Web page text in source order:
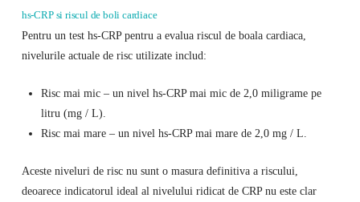
hs-CRP si riscul de boli cardiace
Pentru un test hs-CRP pentru a evalua riscul de boala cardiaca,
nivelurile actuale de risc utilizate includ:
Risc mai mic – un nivel hs-CRP mai mic de 2,0 miligrame pe
litru (mg / L).
Risc mai mare – un nivel hs-CRP mai mare de 2,0 mg / L.
Aceste niveluri de risc nu sunt o masura definitiva a riscului,
deoarece indicatorul ideal al nivelului ridicat de CRP nu este clar